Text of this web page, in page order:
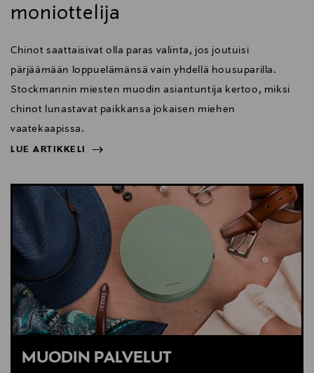
moniottelija
Chinot saattaisivat olla paras valinta, jos joutuisi
pärjäämään loppuelämänsä vain yhdellä housuparilla.
Stockmannin miesten muodin asiantuntija kertoo, miksi
chinot lunastavat paikkansa jokaisen miehen
vaatekaapissa.
LUE ARTIKKELI
LUE ARTIKKELI
MUODIN PALVELUT